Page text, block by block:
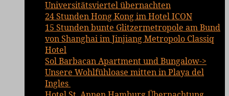
Universitätsviertel übernachten
24 Stunden Hong Kong im Hotel ICON
15 Stunden bunte Glitzermetropole am Bund
von Shanghai im Jinjiang Metropolo Classiq
Hotel
Sol Barbacan Apartment und Bungalow->
Unsere Wohlfühloase mitten in Playa del
Ingles